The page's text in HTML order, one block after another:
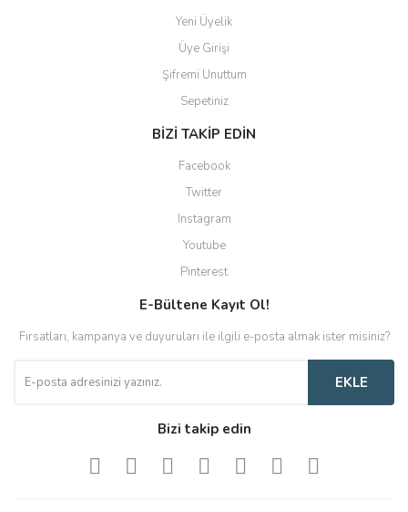
Yeni Üyelik
Üye Girişi
Şifremi Unuttum
Sepetiniz
BİZİ TAKİP EDİN
Facebook
Twitter
Instagram
Youtube
Pinterest
E-Bültene Kayıt Ol!
Fırsatları, kampanya ve duyuruları ile ilgili e-posta almak ister misiniz?
EKLE
Bizi takip edin